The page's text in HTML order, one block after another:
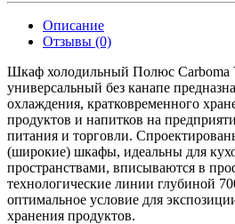
Описание
Отзывы (0)
Шкаф холодильный Полюс Carboma
универсальный без канапе
охлаждения, кратковременного
продуктов и напитков на
питания и торговли.
(широкие) шкафы, идеальны для
пространствами, вписываются в
технологические линии глубиной
оптимальное условие для
хранения продуктов.